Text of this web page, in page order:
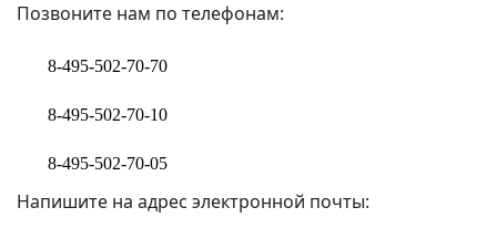
Позвоните нам по телефонам:
8-495-502-70-70
8-495-502-70-10
8-495-502-70-05
Напишите на адрес электронной почты: